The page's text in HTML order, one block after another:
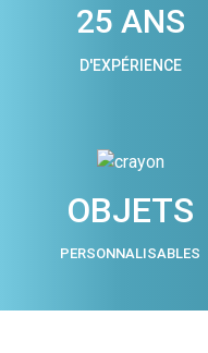
25 ANS
D'EXPÉRIENCE
OBJETS
PERSONNALISABLES